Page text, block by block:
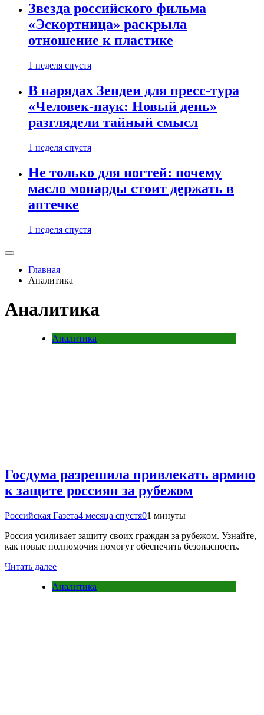
Звезда российского фильма
«Эскортница» раскрыла
отношение к пластике
1 неделя спустя
В нарядах Зендеи для пресс-тура
«Человек-паук: Новый день»
разглядели тайный смысл
1 неделя спустя
Не только для ногтей: почему
масло монарды стоит держать в
аптечке
1 неделя спустя
Главная
Аналитика
Аналитика
Аналитика
Госдума разрешила привлекать армию
к защите россиян за рубежом
Российская Газета4 месяца спустя01 минуты
Россия усиливает защиту своих граждан за рубежом. Узнайте,
как новые полномочия помогут обеспечить безопасность.
Читать далее
Аналитика